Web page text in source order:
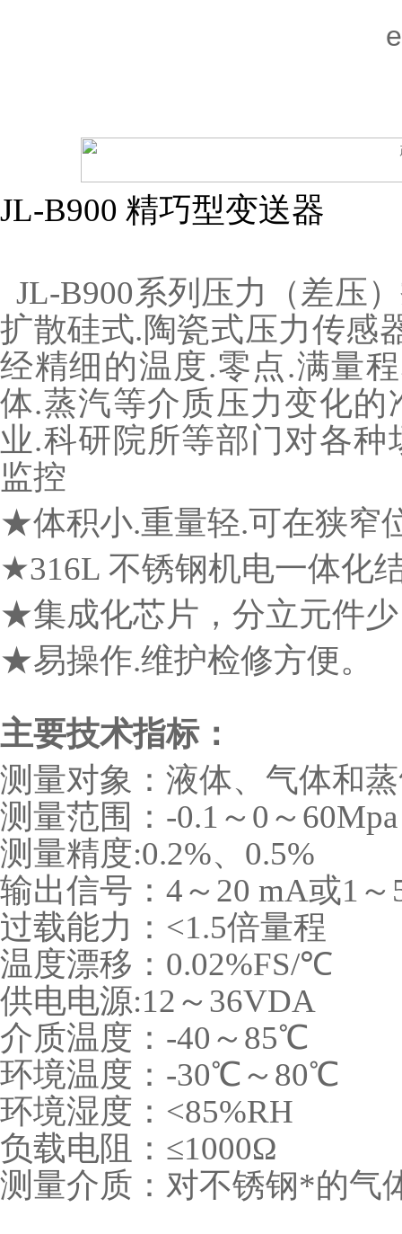
JL-B900 精巧型变送器
JL-B900系列压力（差压）
扩散硅式.陶瓷式压力传感
经精细的温度.零点.满量
体.蒸汽等介质压力变化
业.科研院所等部门对各
监控
★体积小.重量轻.可在狭窄
★316L 不锈钢机电一体化
★集成化芯片，分立元件
★易操作.维护检修方便。
主要技术指标：
测量对象：液体、气体和
测量范围：-0.1～0～60Mpa
测量精度:0.2%、0.5%
输出信号：4～20 mA或1～
过载能力：<1.5倍量程
温度漂移：0.02%FS/℃
供电电源:12～36VDA
介质温度：-40～85℃
环境温度：-30℃～80℃
环境湿度：<85%RH
负载电阻：≤1000Ω
测量介质：对不锈钢*的气